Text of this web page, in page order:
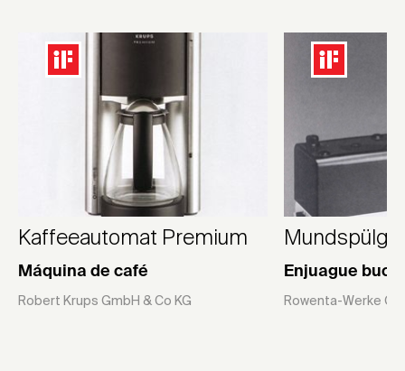
Kaffeeautomat Premium
Máquina de café
Robert Krups GmbH & Co KG
Enjuague bucal
Rowenta-Werke